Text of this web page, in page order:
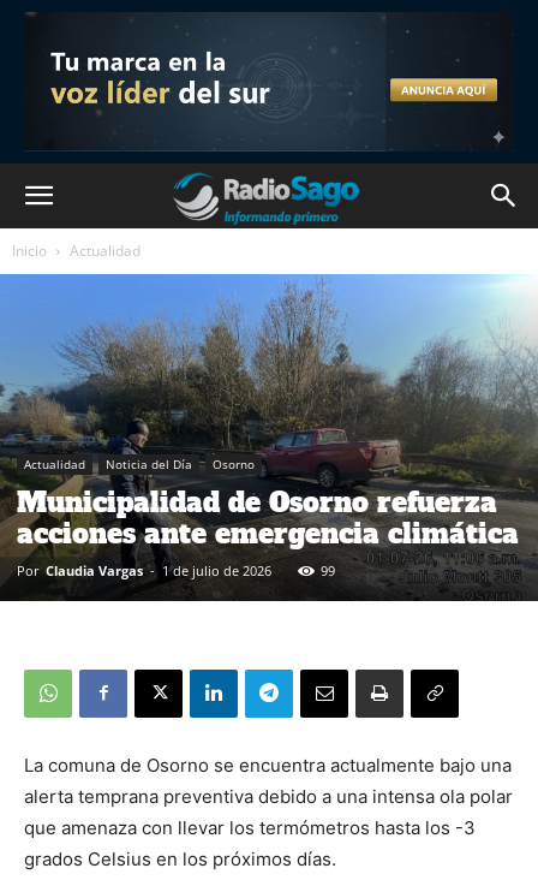
Inicio Actualidad
Actualidad Noticia del Día Osorno
Municipalidad de Osorno refuerza
acciones ante emergencia climática
Por Claudia Vargas - 1 de julio de 2026 99
La comuna de Osorno se encuentra actualmente bajo una
alerta temprana preventiva debido a una intensa ola polar
que amenaza con llevar los termómetros hasta los -3
grados Celsius en los próximos días.